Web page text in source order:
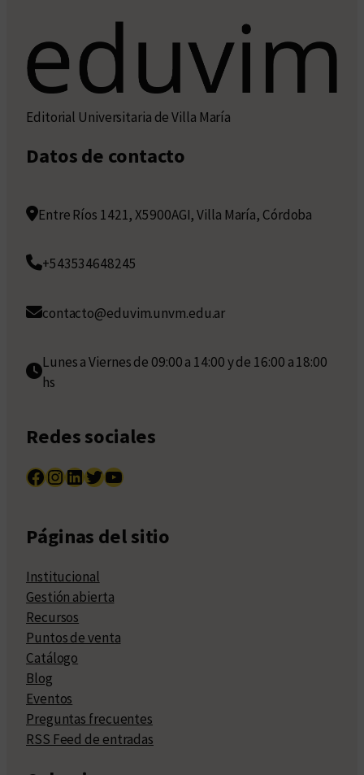
Editorial Universitaria de Villa María
Datos de contacto
Entre Ríos 1421, X5900AGI, Villa María, Córdoba
+543534648245
contacto@eduvim.unvm.edu.ar
Lunes a Viernes de 09:00 a 14:00 y de 16:00 a 18:00
hs
Redes sociales
Facebook InstagramLinkedIn Twitter YouTube
Páginas del sitio
Institucional
Gestión abierta
Recursos
Puntos de venta
Catálogo
Blog
Eventos
Preguntas frecuentes
RSS Feed de entradas